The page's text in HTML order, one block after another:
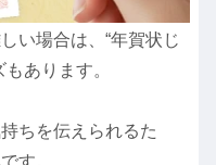
い場合は、“年賀状じ
あります。
ちを伝えられるた